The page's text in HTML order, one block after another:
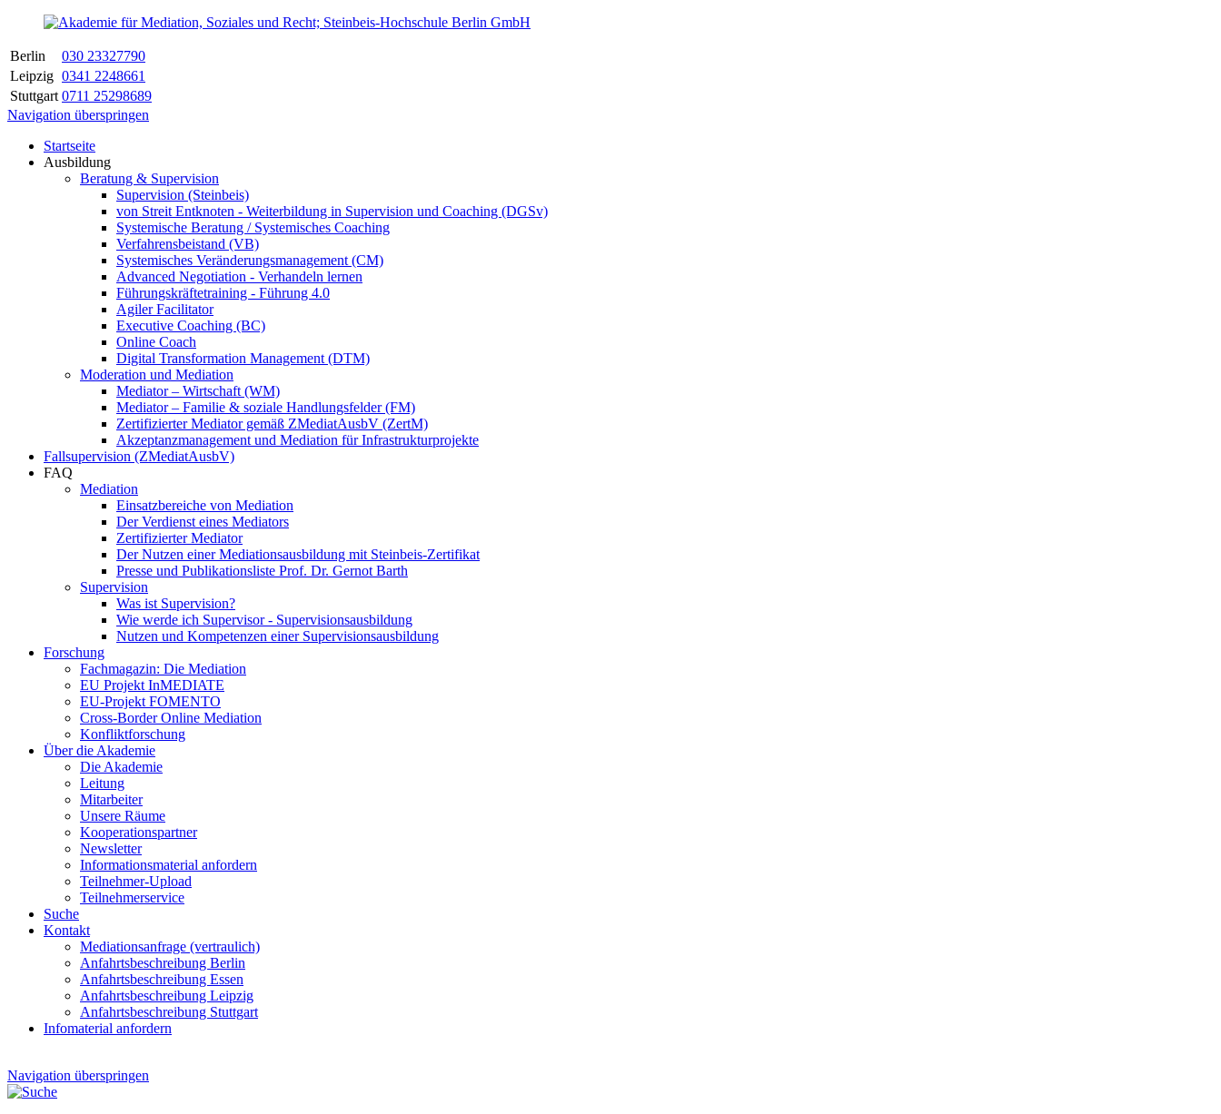
Berlin
030 23327790
Leipzig 0341 2248661
Stuttgart 0711 25298689
Navigation überspringen
Startseite
Ausbildung
Beratung & Supervision
Supervision (Steinbeis)
von Streit Entknoten - Weiterbildung in Supervision und Coaching (DGSv)
Systemische Beratung / Systemisches Coaching
Verfahrensbeistand (VB)
Systemisches Veränderungsmanagement (CM)
Advanced Negotiation - Verhandeln lernen
Führungskräftetraining - Führung 4.0
Agiler Facilitator
Executive Coaching (BC)
Online Coach
Digital Transformation Management (DTM)
Moderation und Mediation
Mediator – Wirtschaft (WM)
Mediator – Familie & soziale Handlungsfelder (FM)
Zertifizierter Mediator gemäß ZMediatAusbV (ZertM)
Akzeptanzmanagement und Mediation für Infrastrukturprojekte
Fallsupervision (ZMediatAusbV)
FAQ
Mediation
Einsatzbereiche von Mediation
Der Verdienst eines Mediators
Zertifizierter Mediator
Der Nutzen einer Mediationsausbildung mit Steinbeis-Zertifikat
Presse und Publikationsliste Prof. Dr. Gernot Barth
Supervision
Was ist Supervision?
Wie werde ich Supervisor - Supervisionsausbildung
Nutzen und Kompetenzen einer Supervisionsausbildung
Forschung
Fachmagazin: Die Mediation
EU Projekt InMEDIATE
EU-Projekt FOMENTO
Cross-Border Online Mediation
Konfliktforschung
Über die Akademie
Die Akademie
Leitung
Mitarbeiter
Unsere Räume
Kooperationspartner
Newsletter
Informationsmaterial anfordern
Teilnehmer-Upload
Teilnehmerservice
Suche
Kontakt
Mediationsanfrage (vertraulich)
Anfahrtsbeschreibung Berlin
Anfahrtsbeschreibung Essen
Anfahrtsbeschreibung Leipzig
Anfahrtsbeschreibung Stuttgart
Infomaterial anfordern
Navigation überspringen